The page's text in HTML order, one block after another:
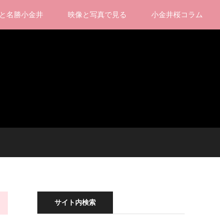
名勝小金井 映像と写真で見る 小金井桜コラム
サイト内検索